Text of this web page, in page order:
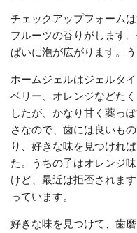
チェックアップフォーム
フルーツの香りがします
ぱいに泡が広がります。
ホームジェルはジェルタ
ベリー、オレンジなどた
したが、かなり甘く薬っ
さなので、歯には良いも
り、好きな味を見つけれ
た。うちの子はオレンジ
けど、最近は拒否されま
っています。
好きな味を見つけて、歯